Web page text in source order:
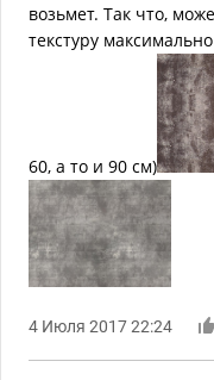
возьмет. Так что,
текстуру
60, а то и 90 см)
4 Июля 2017 22:24